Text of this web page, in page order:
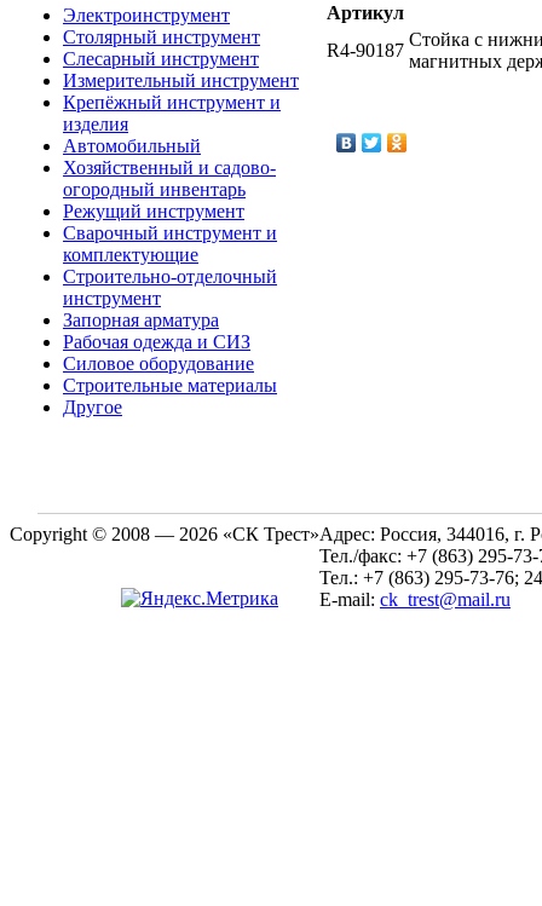
Электроинструмент
Столярный инструмент
Слесарный инструмент
Измерительный инструмент
Крепёжный инструмент и
изделия
Автомобильный
Хозяйственный и садово-
огородный инвентарь
Режущий инструмент
Сварочный инструмент и
комплектующие
Строительно-отделочный
инструмент
Запорная арматура
Рабочая одежда и СИЗ
Силовое оборудование
Строительные материалы
Другое
Артикул
R4-90187
Стойка с
магнитных
Copyright © 2008 — 2026 «СК Трест»Адрес: Россия, 344016, г.
Тел./факс: +7 (863) 295-73-
Тел.: +7 (863) 295-73-76;
E-mail: ck_trest@mail.ru